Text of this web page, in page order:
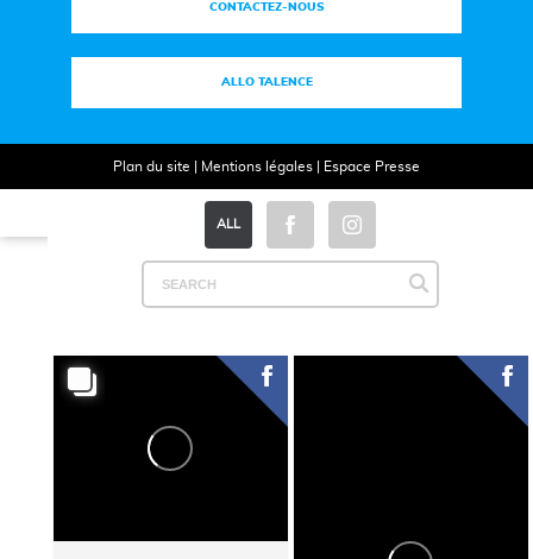
ALL
CONTACTEZ-NOUS
ALLO TALENCE
Plan du site Mentions légales| Espace Presse